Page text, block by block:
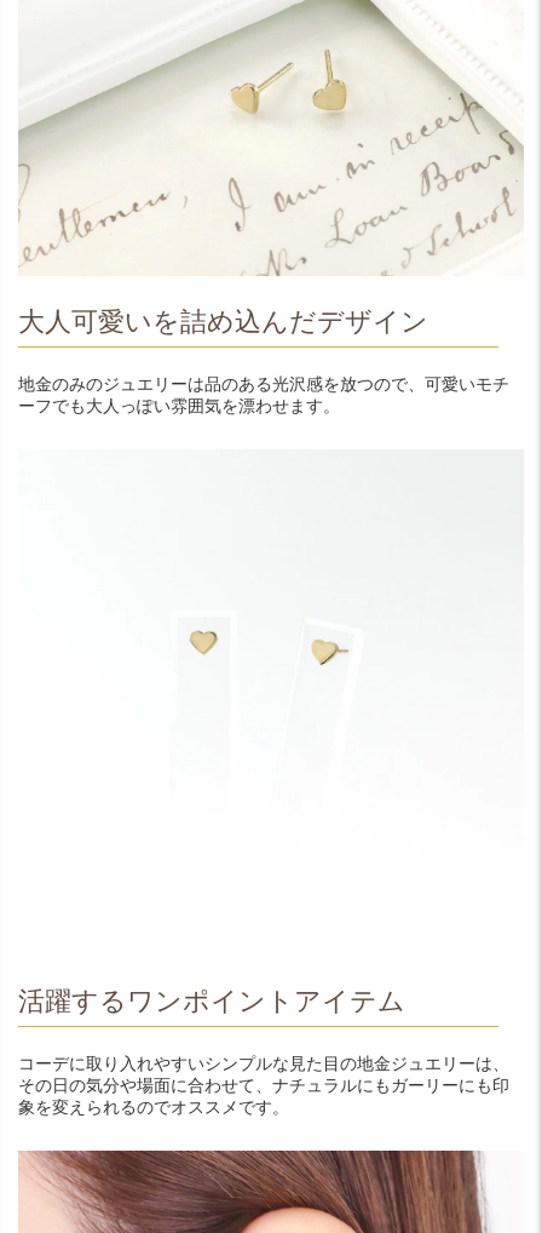
大人可愛いを詰め込んだデザイン
地金のみのジュエリーは品のある光沢感を放つので、可愛いモチ
ーフでも大人っぽい雰囲気を漂わせます。
活躍するワンポイントアイテム
コーデに取り入れやすいシンプルな見た目の地金ジュエリーは、
その日の気分や場面に合わせて、ナチュラルにもガーリーにも印
象を変えられるのでオススメです。